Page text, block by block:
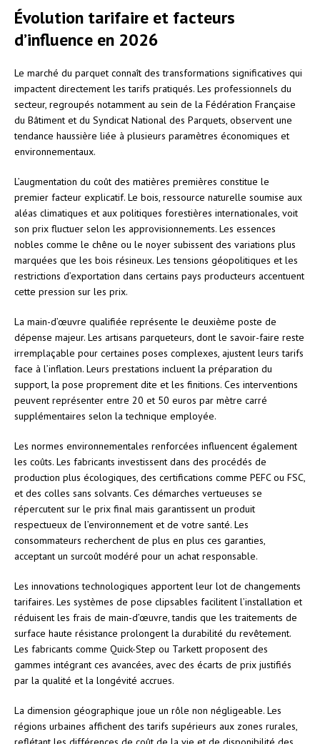
Évolution tarifaire et facteurs
d’influence en 2026
Le marché du parquet connaît des transformations significatives qui
impactent directement les tarifs pratiqués. Les professionnels du
secteur, regroupés notamment au sein de la Fédération Française
du Bâtiment et du Syndicat National des Parquets, observent une
tendance haussière liée à plusieurs paramètres économiques et
environnementaux.
L’augmentation du coût des matières premières constitue le
premier facteur explicatif. Le bois, ressource naturelle soumise aux
aléas climatiques et aux politiques forestières internationales, voit
son prix fluctuer selon les approvisionnements. Les essences
nobles comme le chêne ou le noyer subissent des variations plus
marquées que les bois résineux. Les tensions géopolitiques et les
restrictions d’exportation dans certains pays producteurs accentuent
cette pression sur les prix.
La main-d’œuvre qualifiée représente le deuxième poste de
dépense majeur. Les artisans parqueteurs, dont le savoir-faire reste
irremplaçable pour certaines poses complexes, ajustent leurs tarifs
face à l’inflation. Leurs prestations incluent la préparation du
support, la pose proprement dite et les finitions. Ces interventions
peuvent représenter entre 20 et 50 euros par mètre carré
supplémentaires selon la technique employée.
Les normes environnementales renforcées influencent également
les coûts. Les fabricants investissent dans des procédés de
production plus écologiques, des certifications comme PEFC ou FSC,
et des colles sans solvants. Ces démarches vertueuses se
répercutent sur le prix final mais garantissent un produit
respectueux de l’environnement et de votre santé. Les
consommateurs recherchent de plus en plus ces garanties,
acceptant un surcoût modéré pour un achat responsable.
Les innovations technologiques apportent leur lot de changements
tarifaires. Les systèmes de pose clipsables facilitent l’installation et
réduisent les frais de main-d’œuvre, tandis que les traitements de
surface haute résistance prolongent la durabilité du revêtement.
Les fabricants comme Quick-Step ou Tarkett proposent des
gammes intégrant ces avancées, avec des écarts de prix justifiés
par la qualité et la longévité accrues.
La dimension géographique joue un rôle non négligeable. Les
régions urbaines affichent des tarifs supérieurs aux zones rurales,